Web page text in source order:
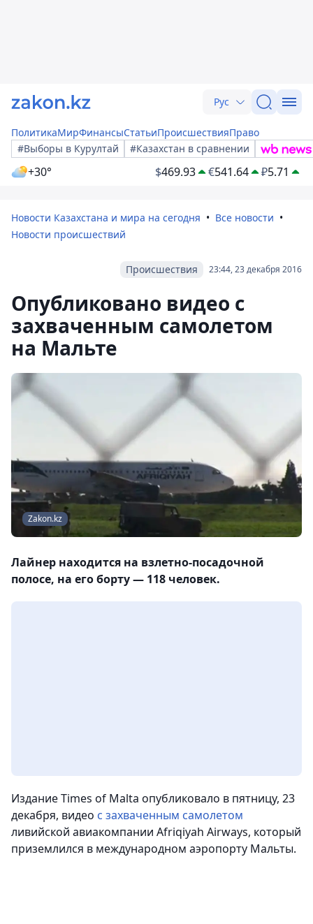
Рус
ПолитикаМирФинансыСтатьиПроисшествияПраво
#Выборы в Курултай
#Казахстан в сравнении
+30° $469.93 €541.64 ₽5.71
Новости Казахстана и мира на сегодня
Все новости
Новости происшествий
23:44, 23 декабря 2016
Происшествия
Опубликовано видео с
захваченным самолетом
на Мальте
Zakon.kz
Лайнер находится на взлетно-посадочной
полосе, на его борту — 118 человек.
Издание Times of Malta опубликовало в пятницу, 23
декабря, видео с захваченным самолетом
ливийской авиакомпании Afriqiyah Airways, который
приземлился в международном аэропорту Мальты.